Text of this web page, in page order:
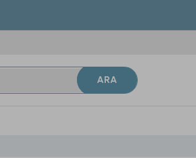
ARA